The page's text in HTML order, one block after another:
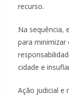
recurso.
Na sequência,
para minimizar
cidade e
Ação judicial e